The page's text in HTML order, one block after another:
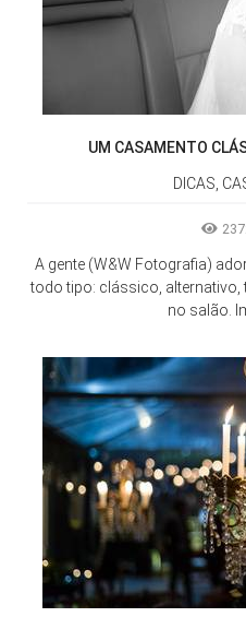
UM CASAMENTO
DICAS,
A gente (W&W Fotografia)
todo tipo: clássico, alternativo,
no salão.